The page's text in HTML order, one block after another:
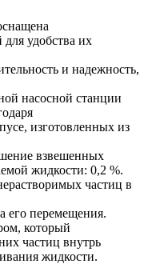
удобства их
и надежность,
насосной станции
изготовленных из
взвешенных
жидкости: 0,2 %.
частиц в
его перемещения.
который
частиц внутрь
жидкости.